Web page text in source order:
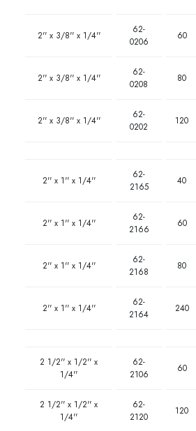
2'' x 3/8'' x 1/4''
62-
0206
60
2'' x 3/8'' x 1/4''
62-
0208
80
2'' x 3/8'' x 1/4''
62-
0202
120
2'' x 1'' x 1/4''
62-
2165
40
2'' x 1'' x 1/4''
62-
2166
60
2'' x 1'' x 1/4''
62-
2168
80
2'' x 1'' x 1/4''
62-
2164
240
2 1/2'' x 1/2'' x
1/4''
62-
2106
60
2 1/2'' x 1/2'' x
1/4''
62-
2120
120